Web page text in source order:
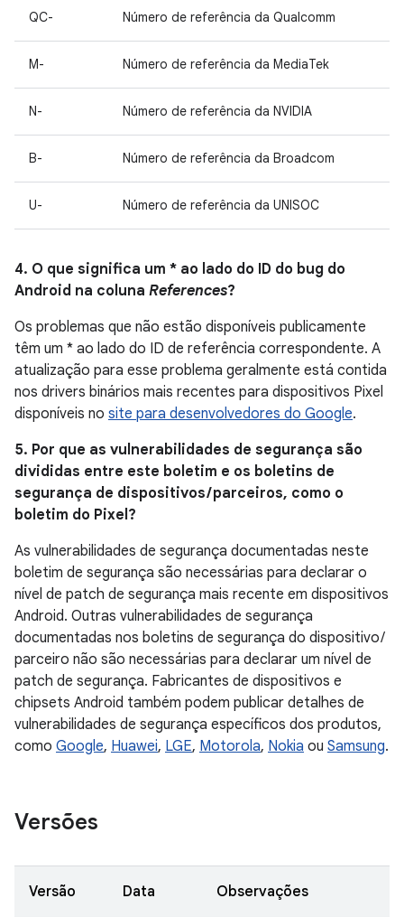
QC- Número de referência da Qualcomm
M- Número de referência da MediaTek
N- Número de referência da NVIDIA
B- Número de referência da Broadcom
U- Número de referência da UNISOC
4. O que significa um * ao lado do ID do bug do
Android na coluna References?
Os problemas que não estão disponíveis publicamente
têm um * ao lado do ID de referência correspondente. A
atualização para esse problema geralmente está contida
nos drivers binários mais recentes para dispositivos Pixel
disponíveis no site para desenvolvedores do Google.
5. Por que as vulnerabilidades de segurança são
divididas entre este boletim e os boletins de
segurança de dispositivos / parceiros, como o
boletim do Pixel?
As vulnerabilidades de segurança documentadas neste
boletim de segurança são necessárias para declarar o
nível de patch de segurança mais recente em dispositivos
Android. Outras vulnerabilidades de segurança
documentadas nos boletins de segurança do dispositivo /
parceiro não são necessárias para declarar um nível de
patch de segurança. Fabricantes de dispositivos e
chipsets Android também podem publicar detalhes de
vulnerabilidades de segurança específicos dos produtos,
como Google, Huawei, LGE, Motorola, Nokia ou Samsung.
Versões
Versão Data Observações